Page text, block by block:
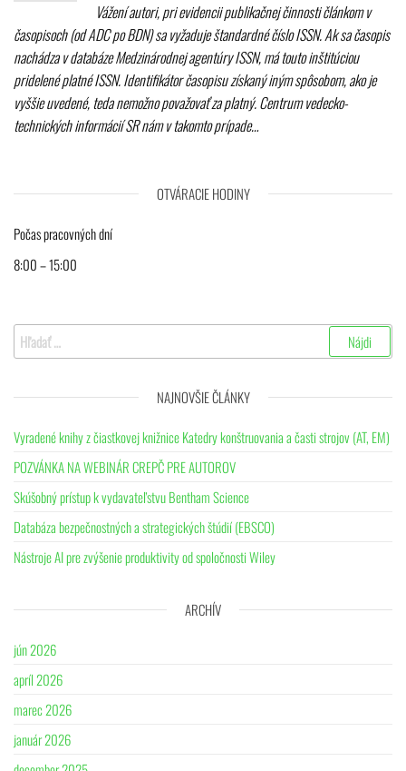
Vážení autori, pri evidencii publikačnej činnosti článkom v
časopisoch (od ADC po BDN) sa vyžaduje štandardné číslo ISSN. Ak sa časopis
nachádza v databáze Medzinárodnej agentúry ISSN, má touto inštitúciou
pridelené platné ISSN. Identifikátor časopisu získaný iným spôsobom, ako je
vyššie uvedené, teda nemožno považovať za platný. Centrum vedecko-
technických informácií SR nám v takomto prípade…
OTVÁRACIE HODINY
Počas pracovných dní
8:00 – 15:00
Hľadať:
NAJNOVŠIE ČLÁNKY
Vyradené knihy z čiastkovej knižnice Katedry konštruovania a časti strojov (AT, EM)
POZVÁNKA NA WEBINÁR CREPČ PRE AUTOROV
Skúšobný prístup k vydavateľstvu Bentham Science
Databáza bezpečnostných a strategických štúdií (EBSCO)
Nástroje AI pre zvýšenie produktivity od spoločnosti Wiley
ARCHÍV
jún 2026
apríl 2026
marec 2026
január 2026